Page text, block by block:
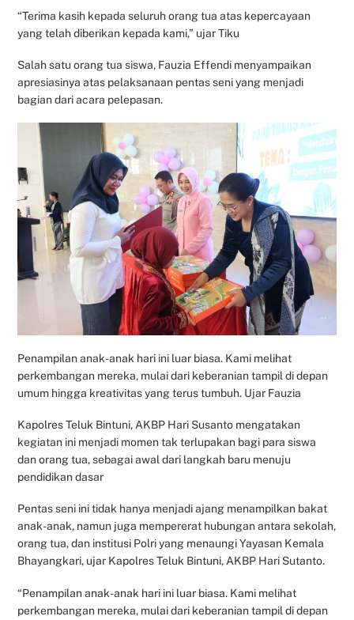
“Terima kasih kepada seluruh orang tua atas kepercayaan
yang telah diberikan kepada kami,” ujar Tiku
Salah satu orang tua siswa, Fauzia Effendi menyampaikan
apresiasinya atas pelaksanaan pentas seni yang menjadi
bagian dari acara pelepasan.
Penampilan anak-anak hari ini luar biasa. Kami melihat
perkembangan mereka, mulai dari keberanian tampil di depan
umum hingga kreativitas yang terus tumbuh. Ujar Fauzia
Kapolres Teluk Bintuni, AKBP Hari Susanto mengatakan
kegiatan ini menjadi momen tak terlupakan bagi para siswa
dan orang tua, sebagai awal dari langkah baru menuju
pendidikan dasar
Pentas seni ini tidak hanya menjadi ajang menampilkan bakat
anak-anak, namun juga mempererat hubungan antara sekolah,
orang tua, dan institusi Polri yang menaungi Yayasan Kemala
Bhayangkari, ujar Kapolres Teluk Bintuni, AKBP Hari Sutanto.
“Penampilan anak-anak hari ini luar biasa. Kami melihat
perkembangan mereka, mulai dari keberanian tampil di depan